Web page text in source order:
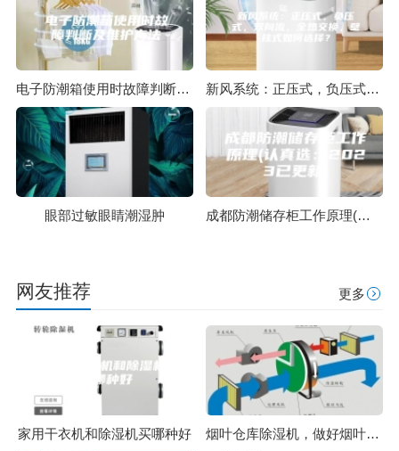
电子防潮箱使用时故障判断及维护方法 新风系统：正压式，负压式，双向流，全热交换，壁挂式如何选择？
眼部过敏眼睛潮湿肿 成都防潮储存柜工作原理(认真选：2023已更新)
网友推荐 更多
家用干衣机和除湿机买哪种好 烟叶仓库除湿机，做好烟叶仓库防潮防止霉变